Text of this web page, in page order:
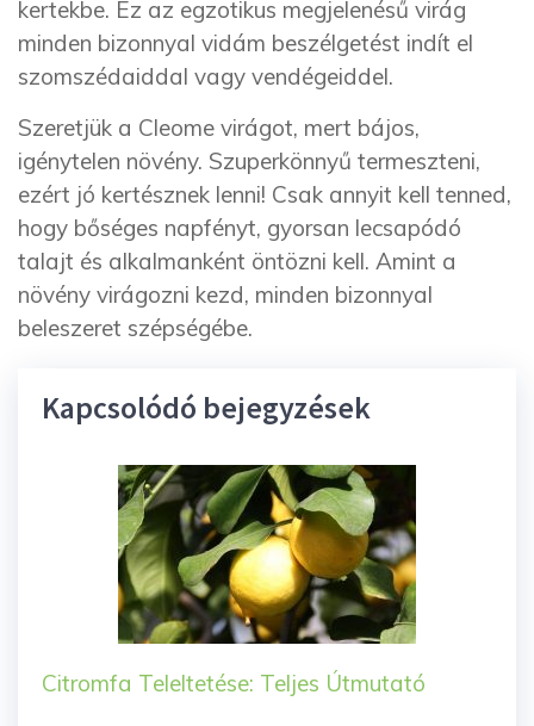
kertekbe. Ez az egzotikus megjelenésű virág
minden bizonnyal vidám beszélgetést indít el
szomszédaiddal vagy vendégeiddel.
Szeretjük a Cleome virágot, mert bájos,
igénytelen növény. Szuperkönnyű termeszteni,
ezért jó kertésznek lenni! Csak annyit kell tenned,
hogy bőséges napfényt, gyorsan lecsapódó
talajt és alkalmanként öntözni kell. Amint a
növény virágozni kezd, minden bizonnyal
beleszeret szépségébe.
Kapcsolódó bejegyzések
Citromfa Teleltetése: Teljes Útmutató